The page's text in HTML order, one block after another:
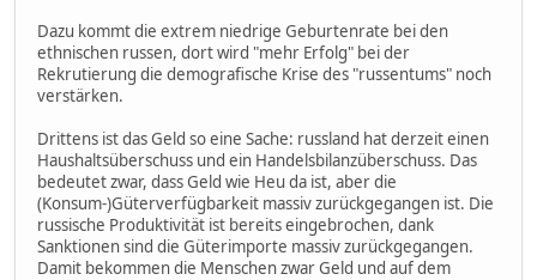
Dazu kommt die extrem niedrige Geburtenrate bei den
ethnischen russen, dort wird "mehr Erfolg" bei der
Rekrutierung die demografische Krise des "russentums" noch
verstärken.
Drittens ist das Geld so eine Sache: russland hat derzeit einen
Haushaltsüberschuss und ein Handelsbilanzüberschuss. Das
bedeutet zwar, dass Geld wie Heu da ist, aber die
(Konsum-)Güterverfügbarkeit massiv zurückgegangen ist. Die
russische Produktivität ist bereits eingebrochen, dank
Sanktionen sind die Güterimporte massiv zurückgegangen.
Damit bekommen die Menschen zwar Geld und auf dem